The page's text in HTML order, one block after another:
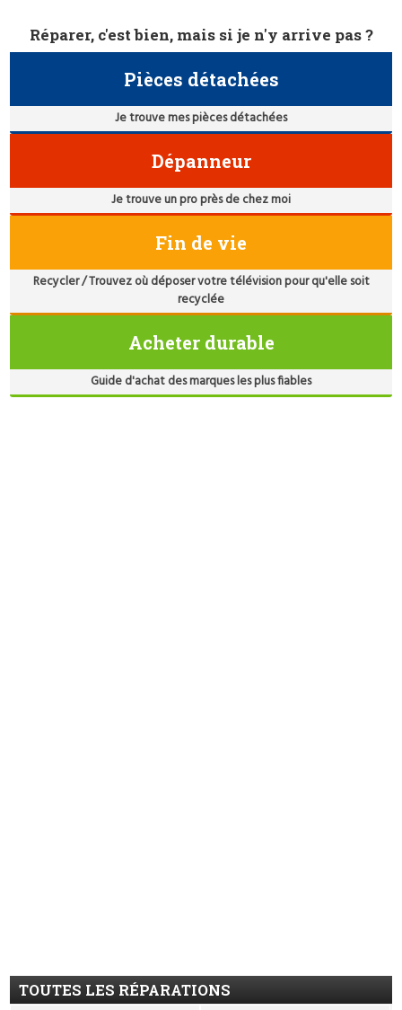
Réparer, c'est bien, mais si je n'y arrive pas ?
Pièces détachées
Je trouve mes pièces détachées
Dépanneur
Je trouve un pro près de chez moi
Fin de vie
Recycler / Trouvez où déposer votre télévision pour qu'elle soit
recyclée
Acheter durable
Guide d'achat des marques les plus fiables
TOUTES LES RÉPARATIONS